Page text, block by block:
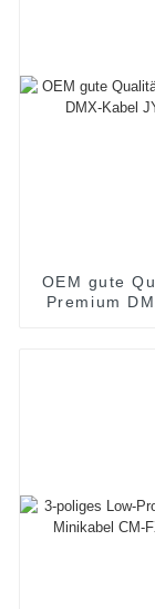
OEM gute
Premium